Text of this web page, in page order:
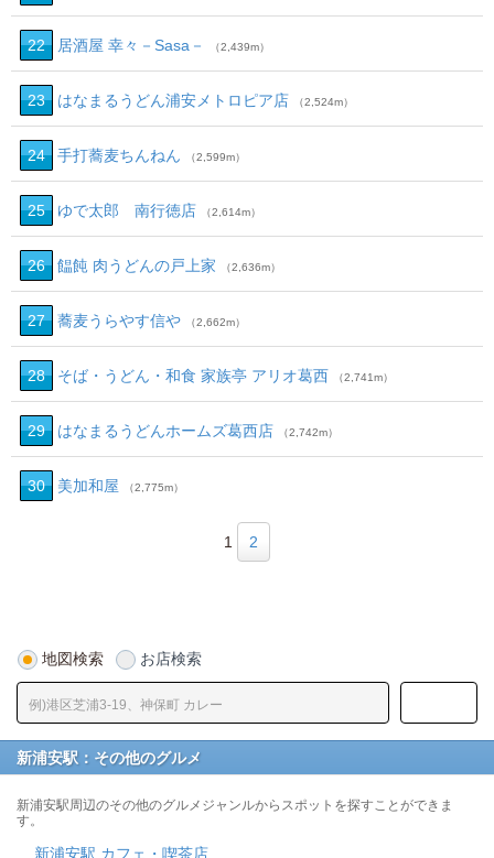
22 居酒屋 幸々－Sasa－ （2,439m）
23 はなまるうどん浦安メトロピア店 （2,524m）
24 手打蕎麦ちんねん （2,599m）
25 ゆで太郎 南行徳店 （2,614m）
26 饂飩 肉うどんの戸上家 （2,636m）
27 蕎麦うらやす信や （2,662m）
28 そば・うどん・和食 家族亭 アリオ葛西 （2,741m）
29 はなまるうどんホームズ葛西店 （2,742m）
30 美加和屋 （2,775m）
1 2
地図検索 お店検索
新浦安駅：その他のグルメ
新浦安駅周辺のその他のグルメジャンルからスポットを探すことができま
す。
新浦安駅 カフェ・喫茶店